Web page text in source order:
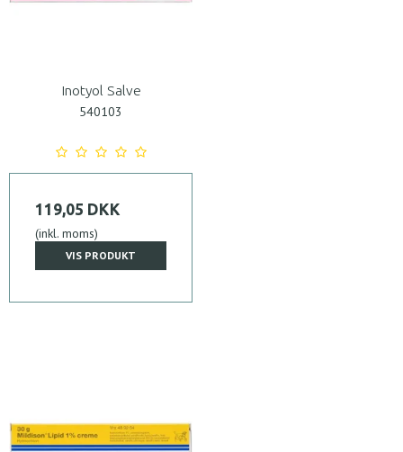
Inotyol Salve
540103
119,05 DKK
(inkl. moms)
VIS PRODUKT